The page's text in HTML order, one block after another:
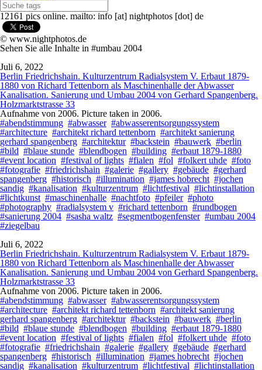
12161 pics online. mailto: info [at] nightphotos [dot] de
© www.nightphotos.de
Sehen Sie alle Inhalte in #umbau 2004
Juli 6, 2022
Berlin Friedrichshain. Kulturzentrum Radialsystem V. Erbaut 1879-
1880 von Richard Tettenborn als Maschinenhalle der Abwasser
Kanalisation. Sanierung und Umbau 2004 von Gerhard Spangenberg.
Holzmarktstrasse 33
Aufnahme von 2006. Picture taken in 2006.
#abendstimmung #abwasser #abwasserentsorgungssystem
#architecture #architekt richard tettenborn #architekt sanierung
gerhard spangenberg #architektur #backstein #bauwerk #berlin
#bild #blaue stunde #blendbogen #building #erbaut 1879-1880
#event location #festival of lights #fialen #fol #folkert uhde #foto
#fotografie #friedrichshain #galerie #gallery #gebäude #gerhard
spangenberg #historisch #illumination #james hobrecht #jochen
sandig #kanalisation #kulturzentrum #lichtfestival #lichtinstallation
#lichtkunst #maschinenhalle #nachtfoto #pfeiler #photo
#photography #radialsystem v #richard tettenborn #rundbogen
#sanierung 2004 #sasha waltz #segmentbogenfenster #umbau 2004
#ziegelbau
Juli 6, 2022
Berlin Friedrichshain. Kulturzentrum Radialsystem V. Erbaut 1879-
1880 von Richard Tettenborn als Maschinenhalle der Abwasser
Kanalisation. Sanierung und Umbau 2004 von Gerhard Spangenberg.
Holzmarktstrasse 33
Aufnahme von 2006. Picture taken in 2006.
#abendstimmung #abwasser #abwasserentsorgungssystem
#architecture #architekt richard tettenborn #architekt sanierung
gerhard spangenberg #architektur #backstein #bauwerk #berlin
#bild #blaue stunde #blendbogen #building #erbaut 1879-1880
#event location #festival of lights #fialen #fol #folkert uhde #foto
#fotografie #friedrichshain #galerie #gallery #gebäude #gerhard
spangenberg #historisch #illumination #james hobrecht #jochen
sandig #kanalisation #kulturzentrum #lichtfestival #lichtinstallation